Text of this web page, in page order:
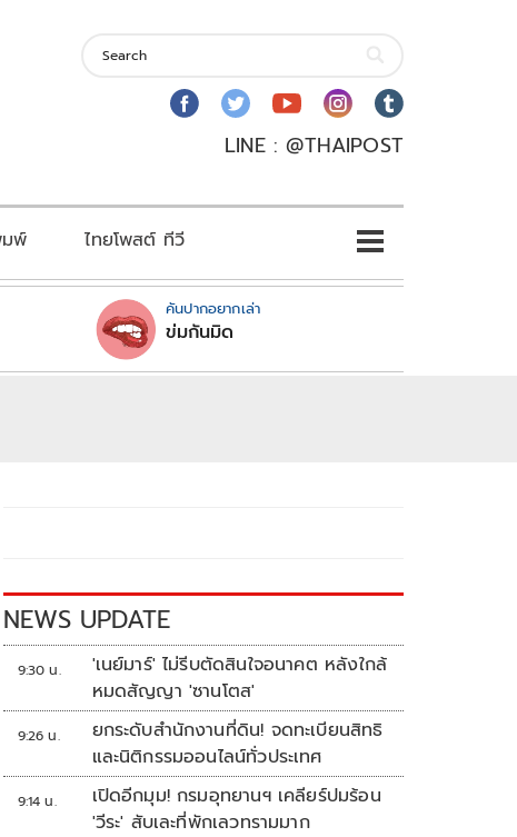
LINE : @THAIPOST
พ์ ไทยโพสต์ ทีวี
คันปากอยากเล่า
ข่มกันมิด
NEWS UPDATE
9:30 น.
'เนย์มาร์' ไม่รีบตัดสินใจอนาคต หลังใกล้
หมดสัญญา 'ซานโตส'
9:26 น.
ยกระดับสำนักงานที่ดิน! จดทะเบียนสิทธิ
และนิติกรรมออนไลน์ทั่วประเทศ
9:14 น.
เปิดอีกมุม! กรมอุทยานฯ เคลียร์ปมร้อน
'วีระ' สับเละที่พักเลวทรามมาก